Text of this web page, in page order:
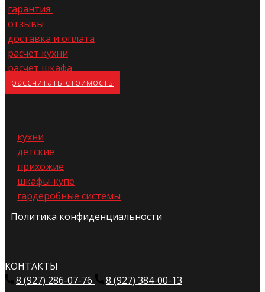
гарантия
отзывы
доставка и оплата
расчет кухни
расчет шкафа
расс​читать стоимость
кухни
детские
прихожие
шкафы-купе
гардеробные системы
Политика конфиденциальности
КОНТАКТЫ
8 (927) 286-07-76
8 (927) 384-00-13